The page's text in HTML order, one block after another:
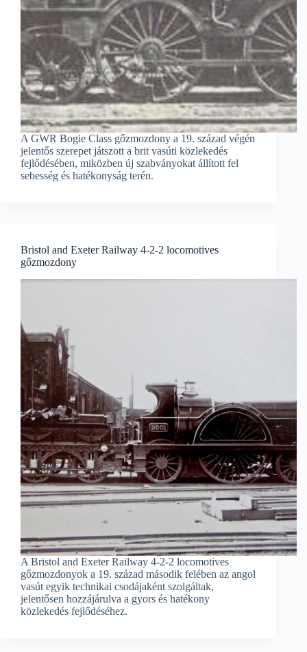
A GWR Bogie Class gőzmozdony a 19. század végén
jelentős szerepet játszott a brit vasúti közlekedés
fejlődésében, miközben új szabványokat állított fel
sebesség és hatékonyság terén.
Bristol and Exeter Railway 4-2-2 locomotives
gőzmozdony
A Bristol and Exeter Railway 4-2-2 locomotives
gőzmozdonyok a 19. század második felében az angol
vasút egyik technikai csodájaként szolgáltak,
jelentősen hozzájárulva a gyors és hatékony
közlekedés fejlődéséhez.